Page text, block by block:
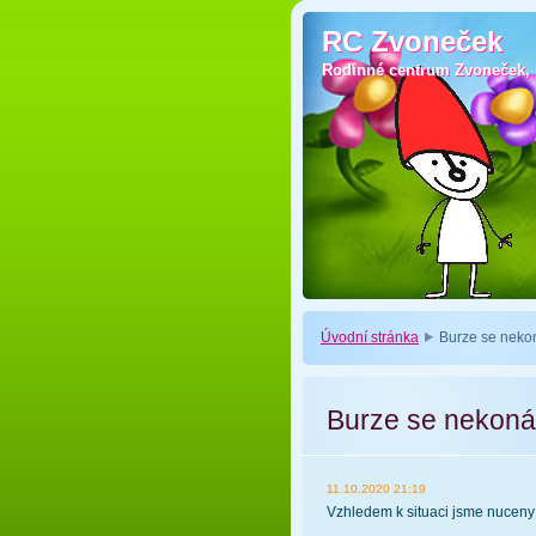
RC Zvoneček
RC Zvoneček
Rodinné centrum
Rodinné centrum
Úvodní stránka Burze se
Burze se
11.10.2020 21:19
Vzhledem k situaci jsme